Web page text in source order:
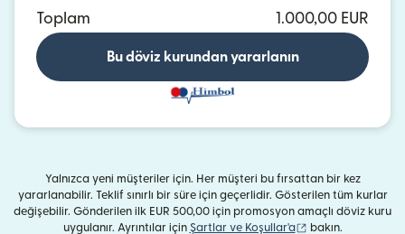
Toplam
1.000,00 EUR
Bu döviz kurundan yararlanın
Yalnızca yeni müşteriler için. Her müşteri bu fırsattan bir kez
yararlanabilir. Teklif sınırlı bir süre için geçerlidir. Gösterilen tüm kurlar
değişebilir. Gönderilen ilk EUR 500,00 için promosyon amaçlı döviz kuru
uygulanır. Ayrıntılar için Şartlar ve Koşullar'a (yeni pencerede
bakın.